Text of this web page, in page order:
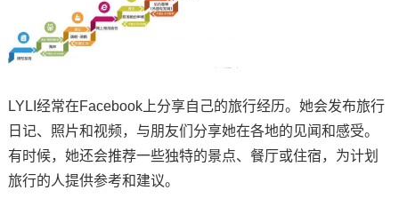
LYLI经常在Facebook上分享自己的旅行经历。她会发布旅行
日记、照片和视频，与朋友们分享她在各地的见闻和感受。
有时候，她还会推荐一些独特的景点、餐厅或住宿，为计划
旅行的人提供参考和建议。